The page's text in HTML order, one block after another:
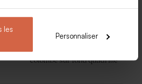
les
Personnaliser
sous Sticker autocollant baptême
colombe sur fond quadrillé